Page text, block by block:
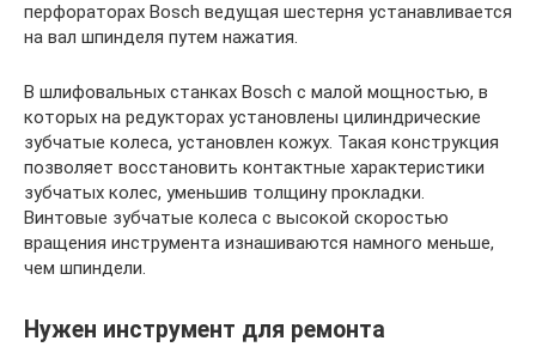
перфораторах Bosch ведущая шестерня устанавливается
на вал шпинделя путем нажатия.
В шлифовальных станках Bosch с малой мощностью, в
которых на редукторах установлены цилиндрические
зубчатые колеса, установлен кожух. Такая конструкция
позволяет восстановить контактные характеристики
зубчатых колес, уменьшив толщину прокладки.
Винтовые зубчатые колеса с высокой скоростью
вращения инструмента изнашиваются намного меньше,
чем шпиндели.
Нужен инструмент для ремонта